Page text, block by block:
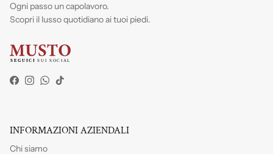
Ogni passo un capolavoro.
Scopri il lusso quotidiano ai tuoi piedi.
Facebook
Instagram
WhatsApp
TikTok
INFORMAZIONI AZIENDALI
Chi siamo